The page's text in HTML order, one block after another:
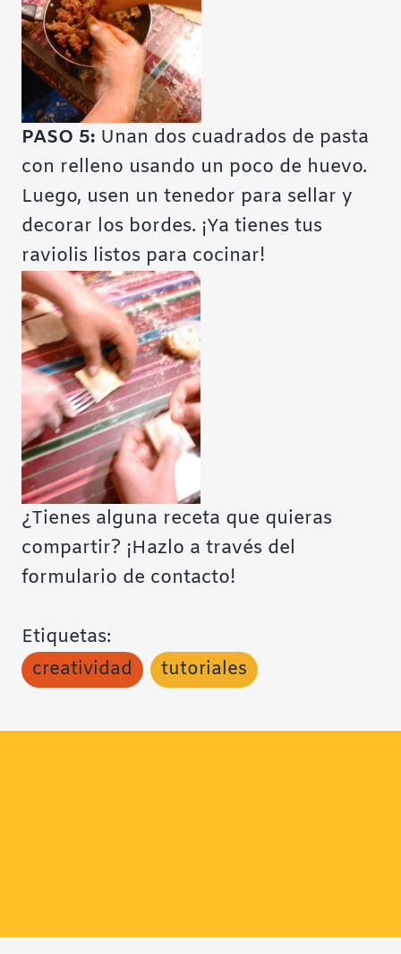
PASO 5: Unan dos cuadrados de pasta
con relleno usando un poco de huevo.
Luego, usen un tenedor para sellar y
decorar los bordes. ¡Ya tienes tus
raviolis listos para cocinar!
¿Tienes alguna receta que quieras
compartir? ¡Hazlo a través del
formulario de contacto!
Etiquetas:
creatividad
tutoriales